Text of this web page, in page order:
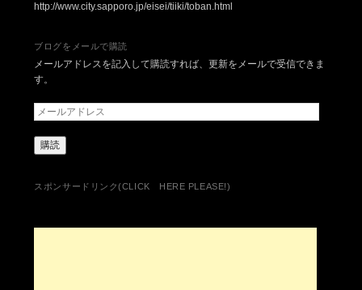
http://www.city.sapporo.jp/eisei/tiiki/toban.html
ブログをメールで購読
メールアドレスを記入して購読すれば、更新をメールで受信できま
す。
メ
ル
ア
レ
スポンサードリンク(CLICK HERE PLEASE!)